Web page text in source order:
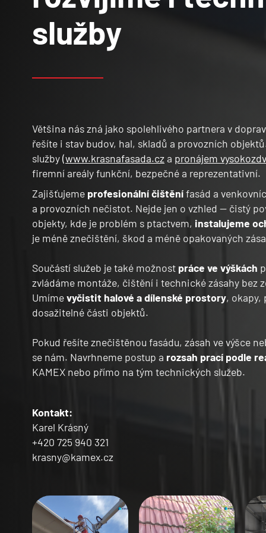
služby
Většina nás zná jako spolehlivého partnera v
řešíte i stav budov, hal, skladů a provozních
služby(www.krasnafasada.cza pronájem
firemní areály funkční, bezpečné a reprezentativní.
Zajišťujeme profesionální čištěnífasád a
a provozních nečistot. Nejde jen o vzhled — čistý
objekty, kde je problém s ptactvem, instalujeme
je méně znečištění, škod a méně opakovaných
Součástí služeb je také možnost práce ve výškách
zvládáme montáže, čištění i technické zásahy bez
Umímevyčistit halové a dílenské prostory, okapy,
dosažitelné části objektů.
Pokud řešíte znečištěnou fasádu, zásah ve výšce
se nám. Navrhneme postup a rozsah prací podle
KAMEX nebo přímo na tým technických služeb.
Kontakt:
Karel Krásný
+420 725 940 321
krasny@kamex.cz